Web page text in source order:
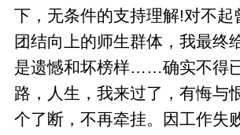
下，无条件的支持理解!对不起
团结向上的师生群体，我最终
是遗憾和坏榜样……确实不得
路，人生，我来过了，有悔与
个了断，不再牵挂。因工作失